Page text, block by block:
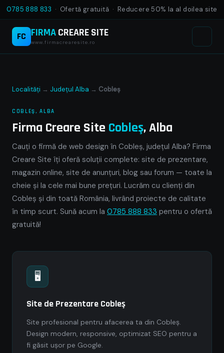
0785 888 833 · Ofertă gratuită · Reducere 50% la al doilea site
FC FIRMACREARE SITE
www.firmacrearesite.ro
Localități → Județul Alba → Cobleş
COBLEŞ, ALBA
Firma Creare Site Cobleş, Alba
Cauți o firmă de web design în Cobleş, județul Alba? Firma
Creare Site îți oferă soluții complete: site de prezentare,
magazin online, site de anunțuri, blog sau forum — toate la
cheie și la cele mai bune prețuri. Lucrăm cu clienți din
Cobleş și din toată România, livrând proiecte de calitate
în timp scurt. Sună acum la 0785 888 833 pentru o ofertă
gratuită!
🖥
Site de Prezentare Cobleş
Site profesional pentru afacerea ta din Cobleş.
Design modern, responsive, optimizat SEO pentru a
fi găsit ușor pe Google.